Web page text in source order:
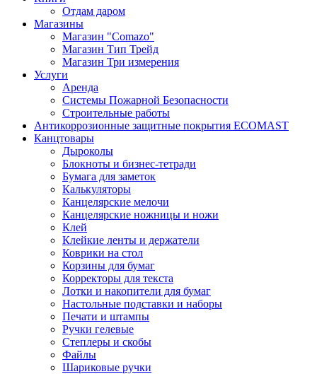
Отдам даром
Магазины
Магазин "Comazo"
Магазин Тип Трейд
Магазин Три измерения
Услуги
Аренда
Системы Пожарной Безопасности
Строительные работы
Антикоррозионные защитные покрытия ECOMAST
Канцтовары
Дыроколы
Блокноты и бизнес-тетради
Бумага для заметок
Калькуляторы
Канцелярские мелочи
Канцелярские ножницы и ножи
Клей
Клейкие ленты и держатели
Коврики на стол
Корзины для бумаг
Корректоры для текста
Лотки и накопители для бумаг
Настольные подставки и наборы
Печати и штампы
Ручки гелевые
Степлеры и скобы
Файлы
Шариковые ручки